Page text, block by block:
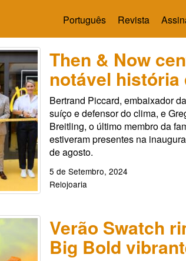
Português Revista
Then & Now
notável história
Bertrand Piccard, embaixador
suíço e defensor do clima, e
Breitling, o último membro da
estiveram presentes na
de agosto.
5 de Setembro, 2024
Relojoaria
Verão Swatch
Big Bold